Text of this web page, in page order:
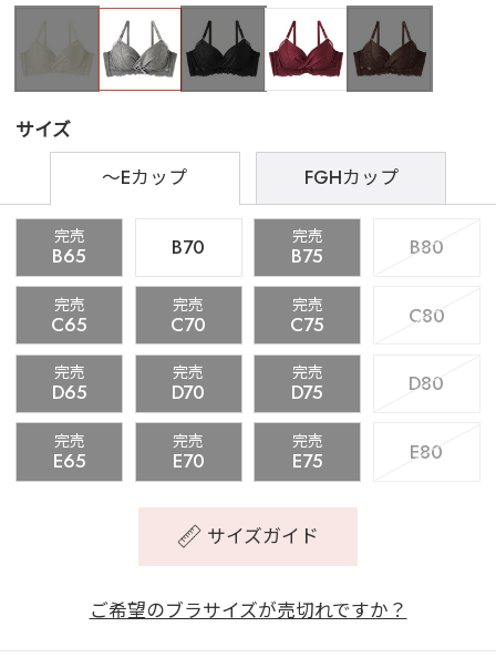
サイズ
～Eカップ
FGHカップ
完売
B65 B70 完売
B75 B80
完売
C65
完売
C70
完売
C75 C80
完売
D65
完売
D70
完売
D75 D80
完売
E65
完売
E70
完売
E75 E80
サイズガイド
ご希望のブラサイズが売切れですか？